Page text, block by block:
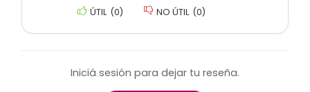
ÚTIL (0) NO ÚTIL (0)
Iniciá sesión para dejar tu reseña.